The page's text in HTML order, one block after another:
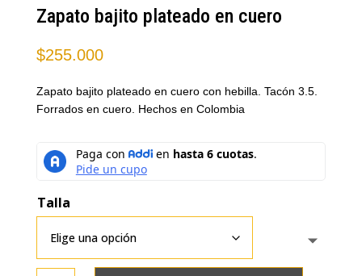
Zapato bajito plateado en cuero
$255.000
Zapato bajito plateado en cuero con hebilla. Tacón 3.5.
Forrados en cuero. Hechos en Colombia
Talla